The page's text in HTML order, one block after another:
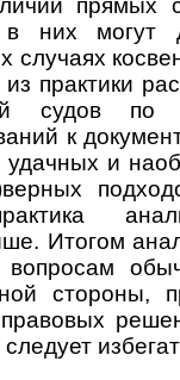
прямых
в них могут
случаях
практики
судов по
к
удачных и
Итогом
стороны,